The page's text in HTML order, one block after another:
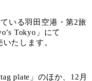
いる羽田空港・第2旅
Tokyo」にて
たします。
plate」のほか、12月